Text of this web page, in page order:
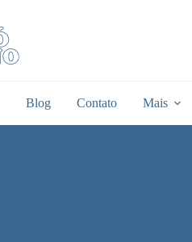
Blog Contato Mais